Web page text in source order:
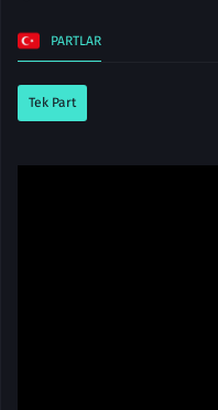
PARTLAR
Tek Part